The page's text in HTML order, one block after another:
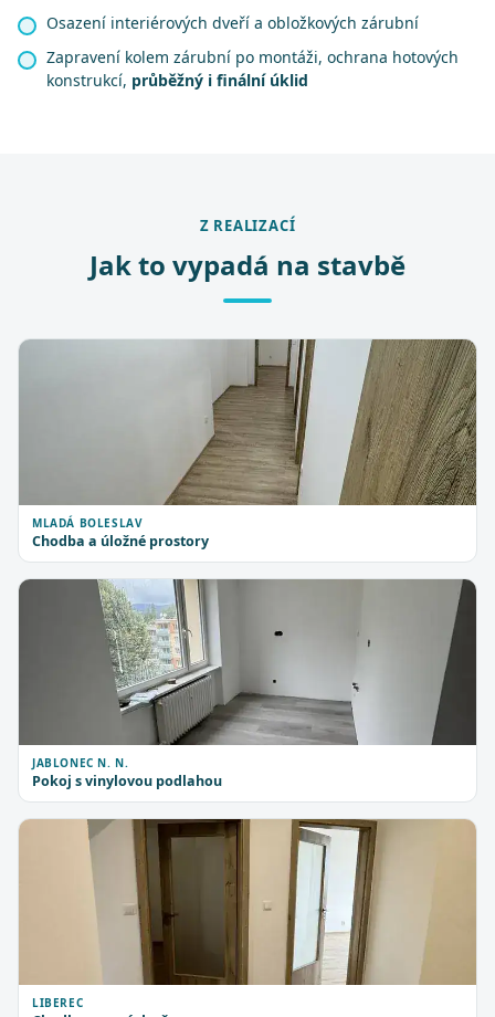
Osazení interiérových dveří a obložkových zárubní
Zapravení kolem zárubní po montáži, ochrana hotových
konstrukcí, průběžný i finální úklid
Z REALIZACÍ
Jak to vypadá na stavbě
MLADÁ BOLESLAV
Chodba a úložné prostory
JABLONEC N. N.
Pokoj s vinylovou podlahou
LIBEREC